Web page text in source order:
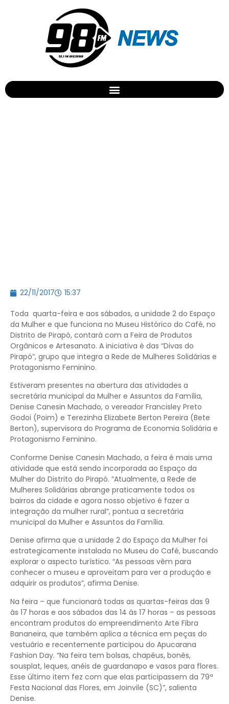
22/11/2017 15:37
Toda quarta-feira e aos sábados, a unidade 2 do Espaço
da Mulher e que funciona no Museu Histórico do Café, no
Distrito de Pirapó, contará com a Feira de Produtos
Orgânicos e Artesanato. A iniciativa é das “Divas do
Pirapó”, grupo que integra a Rede de Mulheres Solidárias e
Protagonismo Feminino.
Estiveram presentes na abertura das atividades a
secretária municipal da Mulher e Assuntos da Família,
Denise Canesin Machado, o vereador Francisley Preto
Godoi (Poim) e Terezinha Elizabete Berton Pereira (Bete
Berton), supervisora do Programa de Economia Solidária e
Protagonismo Feminino.
Conforme Denise Canesin Machado, a feira é mais uma
atividade que está sendo incorporada ao Espaço da
Mulher do Distrito do Pirapó. “Atualmente, a Rede de
Mulheres Solidárias abrange praticamente todos os
bairros da cidade e agora nosso objetivo é fazer a
integração da mulher rural”, pontua a secretária
municipal da Mulher e Assuntos da Família.
Denise afirma que a unidade 2 do Espaço da Mulher foi
estrategicamente instalada no Museu do Café, buscando
explorar o aspecto turístico. “As pessoas vêm para
conhecer o museu e aproveitam para ver a produção e
adquirir os produtos”, afirma Denise.
Na feira – que funcionará todas as quartas-feiras das 9
às 17 horas e aos sábados das 14 às 17 horas – as pessoas
encontram produtos do empreendimento Arte Fibra
Bananeira, que também aplica a técnica em peças do
vestuário e recentemente participou do Apucarana
Fashion Day. “Na feira tem bolsas, chapéus, bonés,
sousplat, leques, anéis de guardanapo e vasos para flores.
Esse último item fez com que elas participassem da 79ª
Festa Nacional das Flores, em Joinvile (SC)”, salienta
Denise.